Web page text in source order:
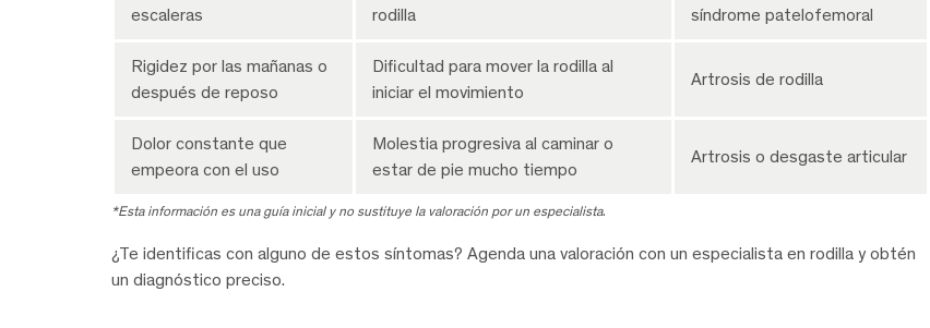
escaleras
rodilla
síndrome patelofemoral
Rigidez por las mañanas o
después de reposo
Dificultad para mover la rodilla al
iniciar el movimiento
Artrosis de rodilla
Dolor constante que
empeora con el uso
Molestia progresiva al caminar o
estar de pie mucho tiempo
Artrosis o desgaste articular
*Esta información es una guía inicial y no sustituye la valoración por un especialista.
¿Te identificas con alguno de estos síntomas? Agenda una valoración con un especialista en rodilla y obtén
un diagnóstico preciso.